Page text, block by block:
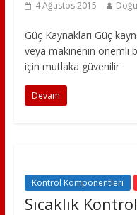
4 Ağustos 2015
Güç Kaynakları Güç
veya makinenin önemli
için mutlaka güvenilir
Devam
Kontrol Komponentleri
Sıcaklık